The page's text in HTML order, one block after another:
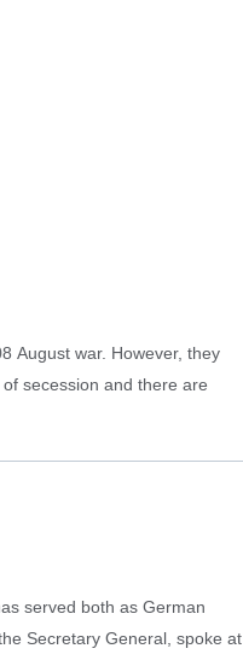
August war. However, they
secession and there are
served both as German
Secretary General, spoke at